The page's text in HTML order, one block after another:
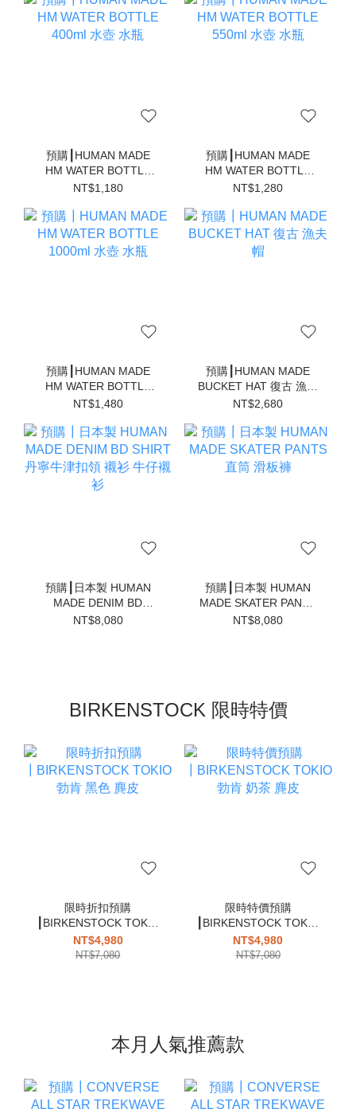
預購┃HUMAN MADE
HM WATER BOTTLE
400ml 水壺 水瓶
NT$1,180
預購┃HUMAN MADE
HM WATER BOTTLE
550ml 水壺 水瓶
NT$1,280
預購┃HUMAN MADE
HM WATER BOTTLE
1000ml 水壺 水瓶
NT$1,480
預購┃HUMAN MADE
BUCKET HAT 復古 漁夫
帽
NT$2,680
預購┃日本製 HUMAN
MADE DENIM BD
SHIRT 丹寧牛津扣領 襯
NT$8,080
預購┃日本製 HUMAN
MADE SKATER PANTS
直筒 滑板褲
NT$8,080
BIRKENSTOCK 限時特價
限時折扣預購
┃BIRKENSTOCK TOKIO
勃肯 黑色 麂皮
NT$4,980
NT$7,080
限時特價預購
┃BIRKENSTOCK TOKIO
勃肯 奶茶 麂皮
NT$4,980
NT$7,080
本月人氣推薦款